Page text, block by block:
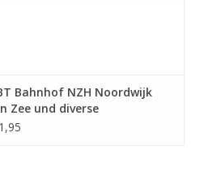
Bahnhof NZH Noordwijk
Zee und diverse
- Bauzeichnung